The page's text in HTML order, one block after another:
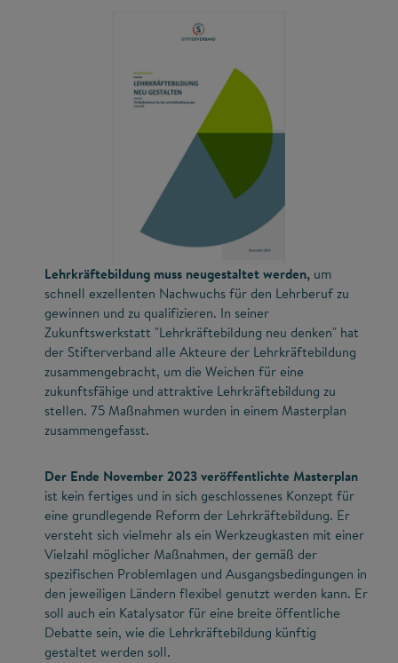
Lehrkräftebildung muss neugestaltet werden, um
schnell exzellenten Nachwuchs für den Lehrberuf zu
gewinnen und zu qualifizieren. In seiner
Zukunftswerkstatt "Lehrkräftebildung neu denken" hat
der Stifterverband alle Akteure der Lehrkräftebildung
zusammengebracht, um die Weichen für eine
zukunftsfähige und attraktive Lehrkräftebildung zu
stellen. 75 Maßnahmen wurden in einem Masterplan
zusammengefasst.
Der Ende November 2023 veröffentlichte Masterplan
ist kein fertiges und in sich geschlossenes Konzept für
eine grundlegende Reform der Lehrkräftebildung. Er
versteht sich vielmehr als ein Werkzeugkasten mit einer
Vielzahl möglicher Maßnahmen, der gemäß der
spezifischen Problemlagen und Ausgangsbedingungen in
den jeweiligen Ländern flexibel genutzt werden kann. Er
soll auch ein Katalysator für eine breite öffentliche
Debatte sein, wie die Lehrkräftebildung künftig
gestaltet werden soll.